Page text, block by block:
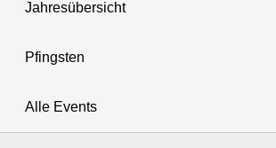
Jahresübersicht
Pfingsten
Alle Events